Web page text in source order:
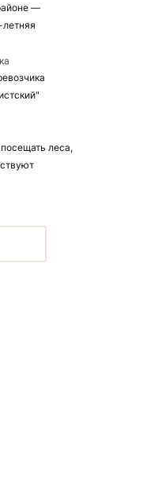
—
летняя
леса,